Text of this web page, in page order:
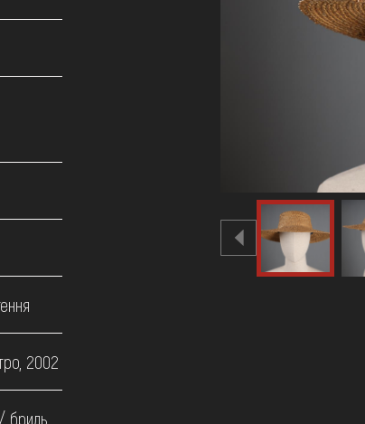
2002
бриль